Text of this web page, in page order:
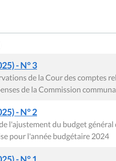
- N° 3
de la Cour des comptes
de la Commission
- N° 2
l'ajustement du budget général
pour l'année budgétaire 2024